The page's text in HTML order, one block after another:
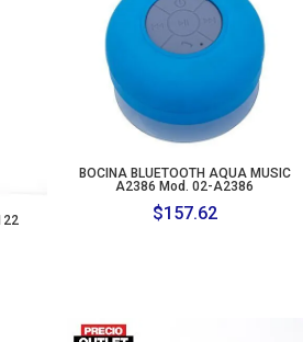
BOCINA BLUETOOTH AQUA MUSIC
A2386 Mod. 02-A2386
$157.62